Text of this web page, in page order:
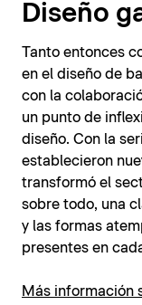
Diseño
Tanto entonces
en el diseño de
con la
un punto de
diseño. Con la
establecieron
transformó el
sobre todo, una
y las formas
presentes en
Más información